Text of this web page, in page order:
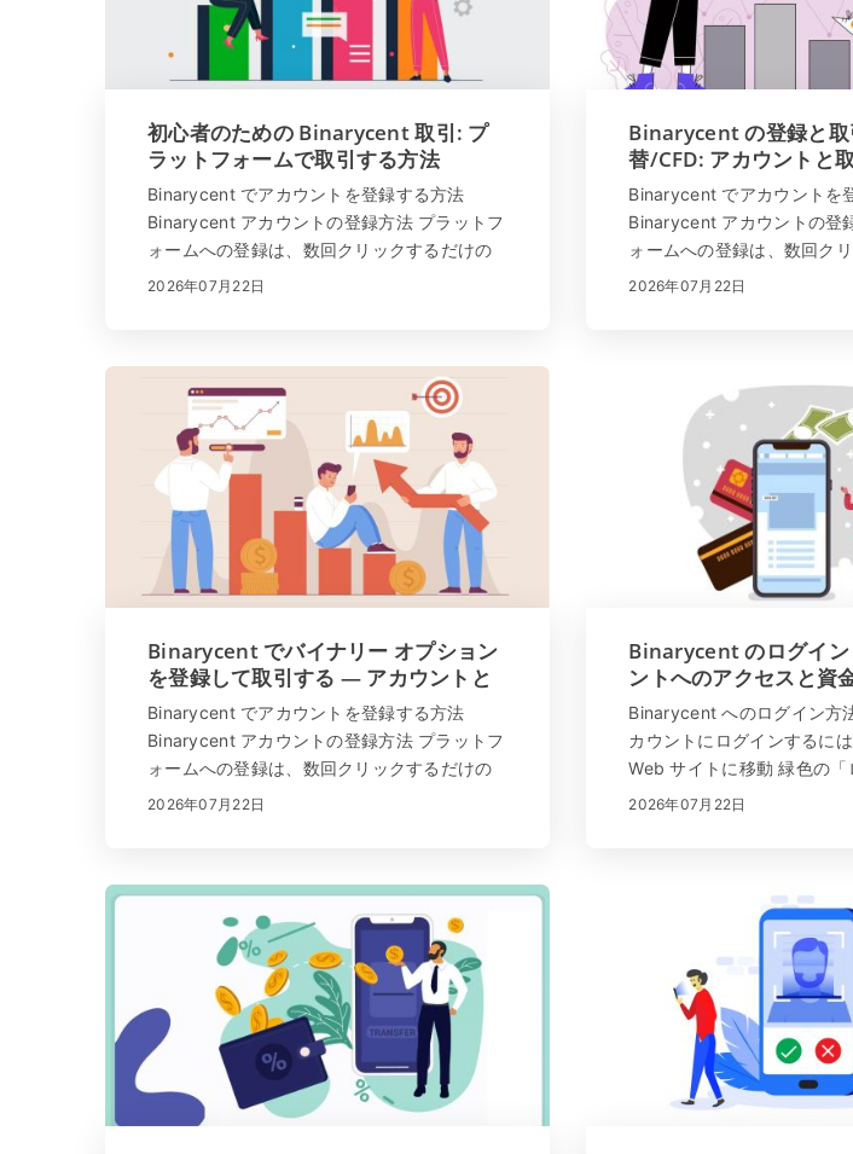
初心者のための Binarycent 取引: プ
ラットフォームで取引する方法
Binarycent でアカウントを登録する方法
Binarycent アカウントの登録方法 プラットフ
ォームへの登録は、数回クリックするだけの
簡単なプロセスです。 「サインアップ」をク
2026年07月22日
Binarycent の登録と取
替/CFD: アカウントと
Binarycent でアカウントを
Binarycent アカウントの登
ォームへの登録は、数回ク
簡単なプロセスです。 「サ
2026年07月22日
Binarycent でバイナリー オプション
を登録して取引する — アカウントと
取引の手順
Binarycent でアカウントを登録する方法
Binarycent アカウントの登録方法 プラットフ
ォームへの登録は、数回クリックするだけの
簡単なプロセスです。 「サインアップ」をク
2026年07月22日
Binarycent のログイン
ントへのアクセスと資
Binarycent へのログイン方
カウントにログインするに
Web サイトに移動 緑色の「
をクリック メールアドレス
2026年07月22日